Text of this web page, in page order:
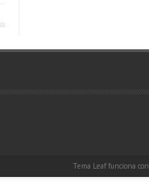
Tema Leaffunciona con